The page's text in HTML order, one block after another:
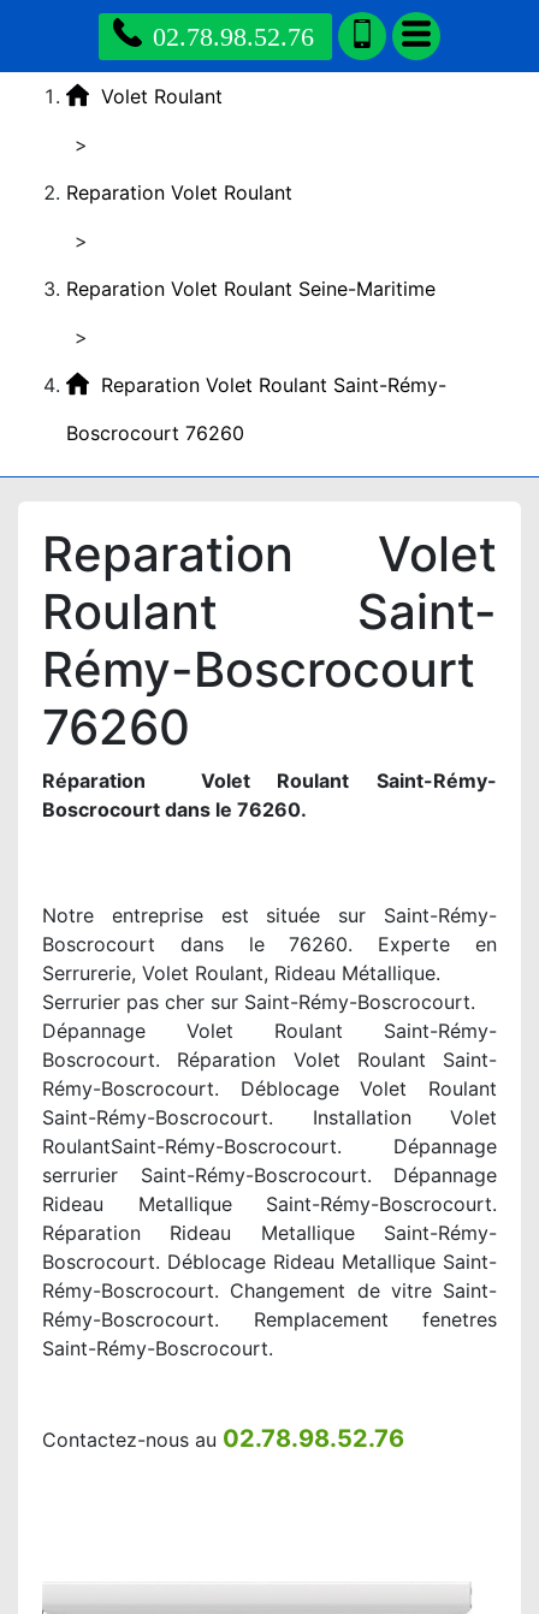
02.78.98.52.76
Volet Roulant
>
Reparation Volet Roulant
>
Reparation Volet Roulant Seine-Maritime
>
Reparation Volet Roulant Saint-Rémy-
Boscrocourt 76260
Reparation Volet
Roulant Saint-
Rémy-Boscrocourt
76260
Réparation Volet Roulant Saint-Rémy-
Boscrocourt dans le 76260.
Notre entreprise est située sur Saint-Rémy-
Boscrocourt dans le 76260. Experte en
Serrurerie, Volet Roulant, Rideau Métallique.
Serrurier pas cher sur Saint-Rémy-Boscrocourt.
Dépannage Volet Roulant Saint-Rémy-
Boscrocourt. Réparation Volet Roulant Saint-
Rémy-Boscrocourt. Déblocage Volet Roulant
Saint-Rémy-Boscrocourt. Installation Volet
RoulantSaint-Rémy-Boscrocourt. Dépannage
serrurier Saint-Rémy-Boscrocourt. Dépannage
Rideau Metallique Saint-Rémy-Boscrocourt.
Réparation Rideau Metallique Saint-Rémy-
Boscrocourt. Déblocage Rideau Metallique Saint-
Rémy-Boscrocourt. Changement de vitre Saint-
Rémy-Boscrocourt. Remplacement fenetres
Saint-Rémy-Boscrocourt.
Contactez-nous au 02.78.98.52.76